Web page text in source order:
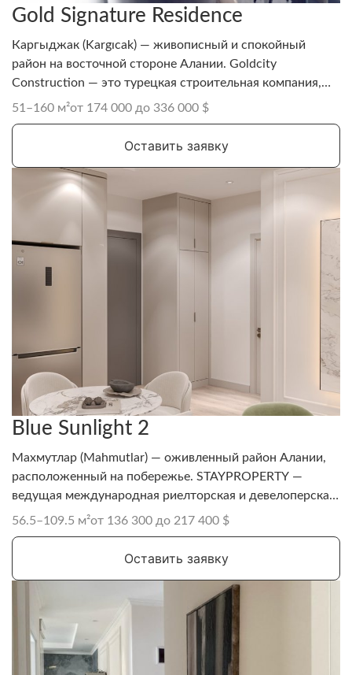
Gold Signature Residence
Каргыджак (Kargıcak) — живописный и спокойный
район на восточной стороне Алании. Goldcity
Construction — это турецкая строительная компания,
тесно связанная с известным комплексом Goldcity
51–160 м²от 174 000 до 336 000 $
Оставить заявку
Blue Sunlight 2
Махмутлар (Mahmutlar) — оживленный район Алании,
расположенный на побережье. STAYPROPERTY —
ведущая международная риелторская и девелоперская
компания, известная своими проектами в Аланье.
56.5–109.5 м²от 136 300 до 217 400 $
Оставить заявку